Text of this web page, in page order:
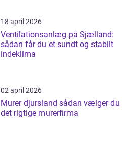
18 april 2026
Ventilationsanlæg på Sjælland:
sådan får du et sundt og stabilt
indeklima
02 april 2026
Murer djursland sådan vælger du
det rigtige murerfirma